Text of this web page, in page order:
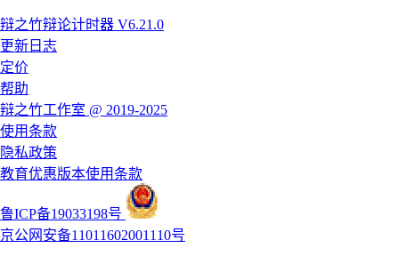
辩之竹辩论计时器 V6.21.0
更新日志
定价
帮助
辩之竹工作室 @ 2019-2025
使用条款
隐私政策
教育优惠版本使用条款
鲁ICP备19033198号
京公网安备11011602001110号